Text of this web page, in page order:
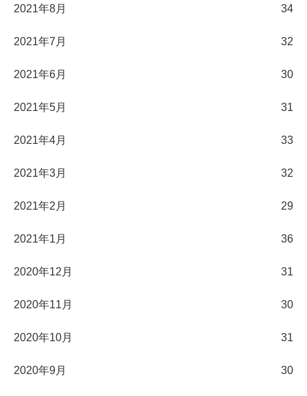
2021年8月 34
2021年7月 32
2021年6月 30
2021年5月 31
2021年4月 33
2021年3月 32
2021年2月 29
2021年1月 36
2020年12月 31
2020年11月 30
2020年10月 31
2020年9月 30